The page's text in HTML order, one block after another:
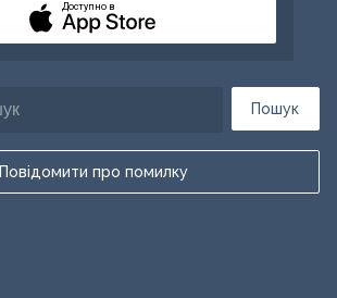
Пошук
Повідомити про помилку
Доступно в